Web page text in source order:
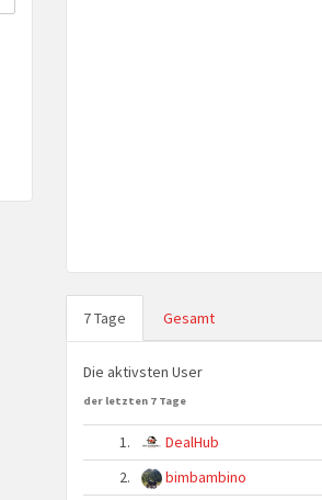
7 Tage Gesamt
Die aktivsten User
der letzten 7 Tage
1. DealHub
2.
bimbambino